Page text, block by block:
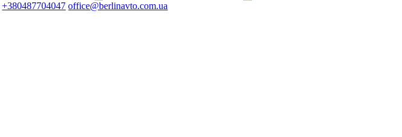
+380487704047 office@berlinavto.com.ua